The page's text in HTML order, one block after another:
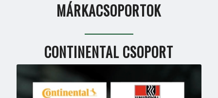
MÁRKACSOPORTOK
CONTINENTAL CSOPORT